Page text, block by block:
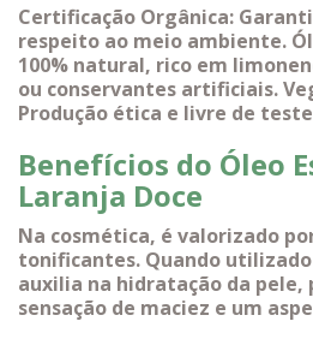
Certificação Orgânica:
respeito ao meio ambiente.
100% natural, rico em
ou conservantes artificiais.
Produção ética e livre de
Benefícios do Óleo
Laranja Doce
Na cosmética, é valorizado
tonificantes. Quando
auxilia na hidratação da pele,
sensação de maciez e um